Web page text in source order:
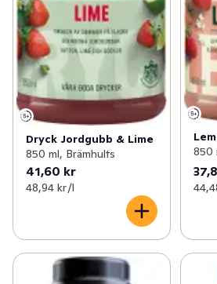
Dryck Jordgubb & Lime
850 ml, Brämhults
41,60 kr
48,94 kr /l
850